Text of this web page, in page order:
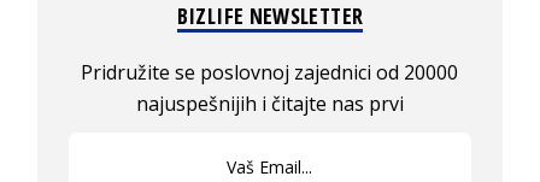
BIZLIFE NEWSLETTER
Pridružite se poslovnoj zajednici od 20000
najuspešnijih i čitajte nas prvi